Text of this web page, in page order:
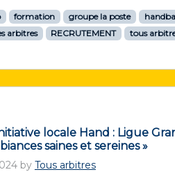
formation groupe la poste
arbitres RECRUTEMENT
tous
locale Hand : Ligue
saines et sereines »
by Tous arbitres